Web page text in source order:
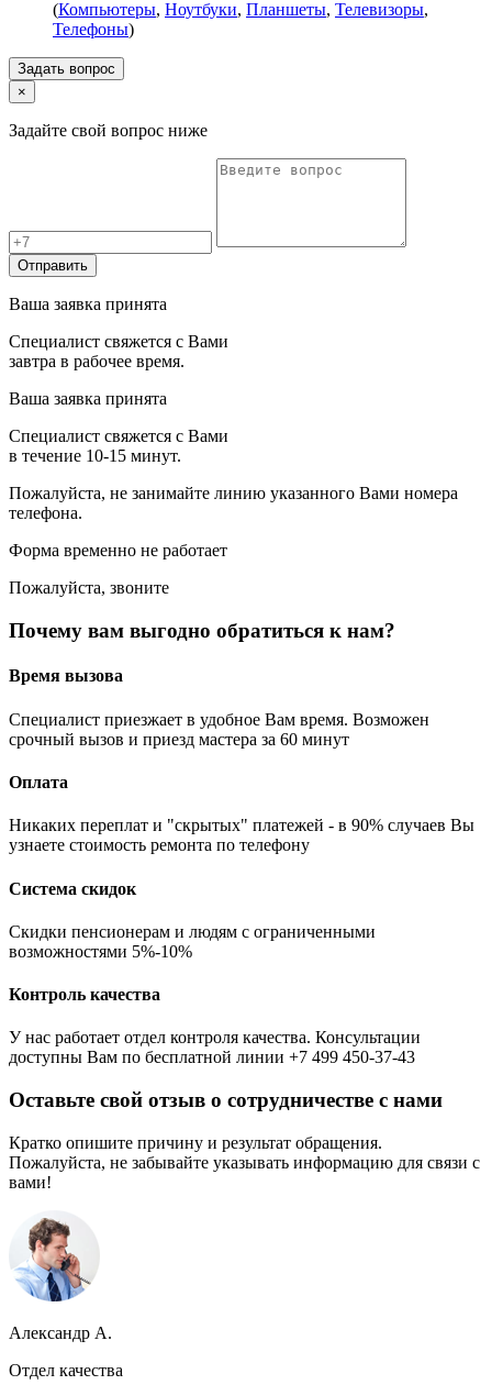
(Компьютеры, Ноутбуки, Планшеты, Телевизоры,
Телефоны)
Задать вопрос
×
Задайте свой вопрос ниже
Отправить
Ваша заявка принята
Специалист свяжется с Вами
завтра в рабочее время.
Ваша заявка принята
Специалист свяжется с Вами
в течение 10-15 минут.
Пожалуйста, не занимайте линию указанного Вами номера
телефона.
Форма временно не работает
Пожалуйста, звоните
Почему вам выгодно обратиться к нам?
Время вызова
Специалист приезжает в удобное Вам время. Возможен
срочный вызов и приезд мастера за 60 минут
Оплата
Никаких переплат и "скрытых" платежей - в 90% случаев Вы
узнаете стоимость ремонта по телефону
Система скидок
Скидки пенсионерам и людям с ограниченными
возможностями 5%-10%
Контроль качества
У нас работает отдел контроля качества. Консультации
доступны Вам по бесплатной линии +7 499 450-37-43
Оставьте свой отзыв о сотрудничестве с нами
Кратко опишите причину и результат обращения.
Пожалуйста, не забывайте указывать информацию для связи с
вами!
Александр А.
Отдел качества